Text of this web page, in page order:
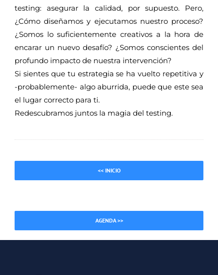
testing: asegurar la calidad, por supuesto. Pero,
¿Cómo diseñamos y ejecutamos nuestro proceso?
¿Somos lo suficientemente creativos a la hora de
encarar un nuevo desafío? ¿Somos conscientes del
profundo impacto de nuestra intervención?
Si sientes que tu estrategia se ha vuelto repetitiva y
-probablemente- algo aburrida, puede que este sea
el lugar correcto para ti.
Redescubramos juntos la magia del testing.
<< INICIO
AGENDA >>